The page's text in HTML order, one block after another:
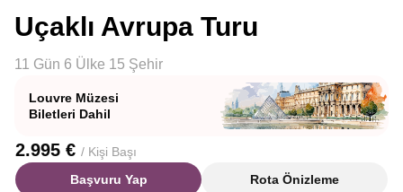
Uçaklı Avrupa Turu
11 Gün 6 Ülke 15 Şehir
Louvre Müzesi
Biletleri Dahil
2.995 € / Kişi Başı
Başvuru Yap
Rota Önizleme